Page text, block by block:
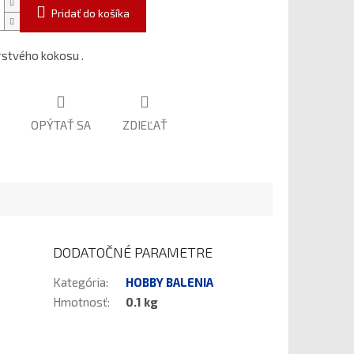
Pridať do košíka
kokosu .
OPÝTAŤ SA ZDIEĽAŤ
DODATOČNÉ PARAMETRE
Kategória:
HOBBY BALENIA
Hmotnosť: 0.1 kg